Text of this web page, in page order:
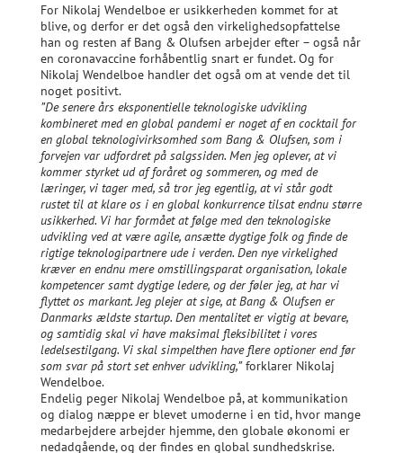
For Nikolaj Wendelboe er usikkerheden kommet for at
blive, og derfor er det også den virkelighedsopfattelse
han og resten af Bang & Olufsen arbejder efter – også når
en coronavaccine forhåbentlig snart er fundet. Og for
Nikolaj Wendelboe handler det også om at vende det til
noget positivt.
”De senere års eksponentielle teknologiske udvikling
kombineret med en global pandemi er noget af en cocktail for
en global teknologivirksomhed som Bang & Olufsen, som i
forvejen var udfordret på salgssiden. Men jeg oplever, at vi
kommer styrket ud af foråret og sommeren, og med de
læringer, vi tager med, så tror jeg egentlig, at vi står godt
rustet til at klare os i en global konkurrence tilsat endnu større
usikkerhed. Vi har formået at følge med den teknologiske
udvikling ved at være agile, ansætte dygtige folk og finde de
rigtige teknologipartnere ude i verden. Den nye virkelighed
kræver en endnu mere omstillingsparat organisation, lokale
kompetencer samt dygtige ledere, og der føler jeg, at har vi
flyttet os markant. Jeg plejer at sige, at Bang & Olufsen er
Danmarks ældste startup. Den mentalitet er vigtig at bevare,
og samtidig skal vi have maksimal fleksibilitet i vores
ledelsestilgang. Vi skal simpelthen have flere optioner end før
som svar på stort set enhver udvikling,”forklarer Nikolaj
Wendelboe.
Endelig peger Nikolaj Wendelboe på, at kommunikation
og dialog næppe er blevet umoderne i en tid, hvor mange
medarbejdere arbejder hjemme, den globale økonomi er
nedadgående, og der findes en global sundhedskrise.